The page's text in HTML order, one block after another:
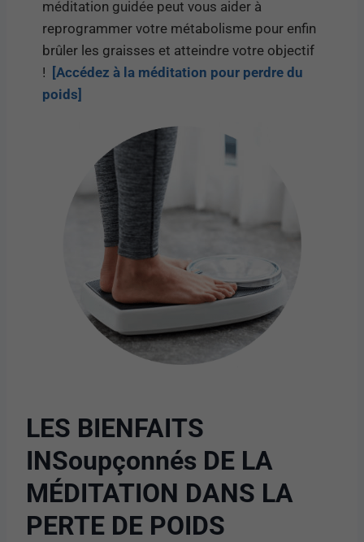
méditation guidée peut vous aider à
reprogrammer votre métabolisme pour enfin
brûler les graisses et atteindre votre objectif
! [Accédez à la méditation pour perdre du
poids]
LES BIENFAITS
INSoupçonnés DE LA
MÉDITATION DANS LA
PERTE DE POIDS